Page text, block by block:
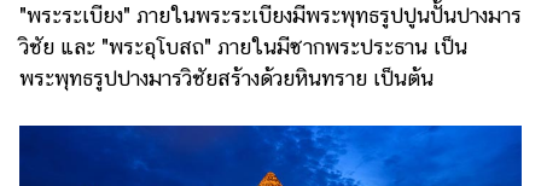
"พระระเบียง" ภายในพระระเบียงมีพระพุทธรูปปูนปั้นปางมาร
วิชัย และ "พระอุโบสถ" ภายในมีซากพระประธาน เป็น
พระพุทธรูปปางมารวิชัยสร้างด้วยหินทราย เป็นต้น